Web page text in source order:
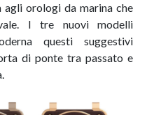
orologi da marina che
I tre nuovi modelli
questi suggestivi
di ponte tra passato e